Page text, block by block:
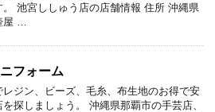
。 池宮ししゅう店の店舗情報 住所 沖縄県
屋 …
フォーム
レジン、ビーズ、毛糸、布生地のお得で安
を探しましょう。 沖縄県那覇市の手芸店、